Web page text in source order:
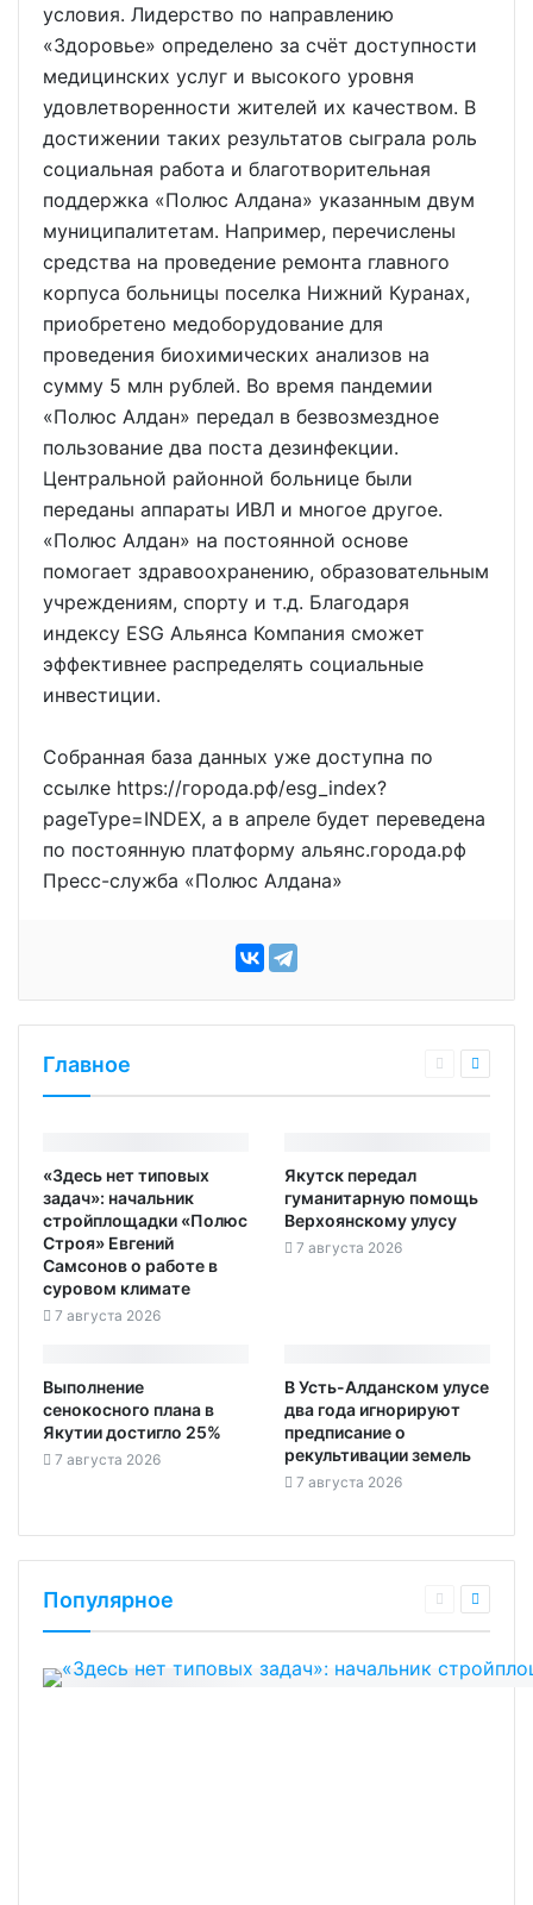
условия. Лидерство по направлению
«Здоровье» определено за счёт доступности
медицинских услуг и высокого уровня
удовлетворенности жителей их качеством. В
достижении таких результатов сыграла роль
социальная работа и благотворительная
поддержка «Полюс Алдана» указанным двум
муниципалитетам. Например, перечислены
средства на проведение ремонта главного
корпуса больницы поселка Нижний Куранах,
приобретено медоборудование для
проведения биохимических анализов на
сумму 5 млн рублей. Во время пандемии
«Полюс Алдан» передал в безвозмездное
пользование два поста дезинфекции.
Центральной районной больнице были
переданы аппараты ИВЛ и многое другое.
«Полюс Алдан» на постоянной основе
помогает здравоохранению, образовательным
учреждениям, спорту и т.д. Благодаря
индексу ESG Альянса Компания сможет
эффективнее распределять социальные
инвестиции.
Собранная база данных уже доступна по
ссылке https://города.рф/esg_index?
pageType=INDEX, а в апреле будет переведена
по постоянную платформу альянс.города.рф
Пресс-служба «Полюс Алдана»
Главное
«Здесь нет типовых
задач»: начальник
стройплощадки «Полюс
Строя» Евгений
Самсонов о работе в
суровом климате
7 августа 2026
Якутск передал
гуманитарную помощь
Верхоянскому улусу
7 августа 2026
Выполнение
сенокосного плана в
Якутии достигло 25%
7 августа 2026
В Усть-Алданском улусе
два года игнорируют
предписание о
рекультивации земель
7 августа 2026
Популярное